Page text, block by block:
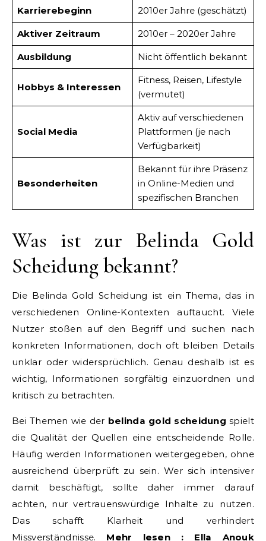
Karrierebeginn 2010er Jahre (geschätzt)
Aktiver Zeitraum 2010er – 2020er Jahre
Ausbildung Nicht öffentlich bekannt
Hobbys & Interessen
Fitness, Reisen, Lifestyle
(vermutet)
Social Media
Aktiv auf verschiedenen
Plattformen (je nach
Verfügbarkeit)
Besonderheiten
Bekannt für ihre Präsenz
in Online-Medien und
spezifischen Branchen
Was ist zur Belinda Gold
Scheidung bekannt?
Die Belinda Gold Scheidung ist ein Thema, das in
verschiedenen Online-Kontexten auftaucht. Viele
Nutzer stoßen auf den Begriff und suchen nach
konkreten Informationen, doch oft bleiben Details
unklar oder widersprüchlich. Genau deshalb ist es
wichtig, Informationen sorgfältig einzuordnen und
kritisch zu betrachten.
Bei Themen wie der belinda gold scheidung spielt
die Qualität der Quellen eine entscheidende Rolle.
Häufig werden Informationen weitergegeben, ohne
ausreichend überprüft zu sein. Wer sich intensiver
damit beschäftigt, sollte daher immer darauf
achten, nur vertrauenswürdige Inhalte zu nutzen.
Das schafft Klarheit und verhindert
Missverständnisse. Mehr lesen : Ella Anouk